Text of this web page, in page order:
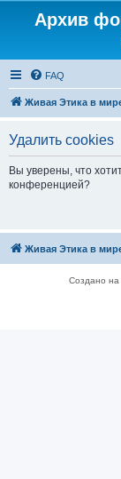
Архив
FAQ
Живая Этика в
Удалить cookies
Вы уверены, что
конференцией?
Живая Этика в
Создано на